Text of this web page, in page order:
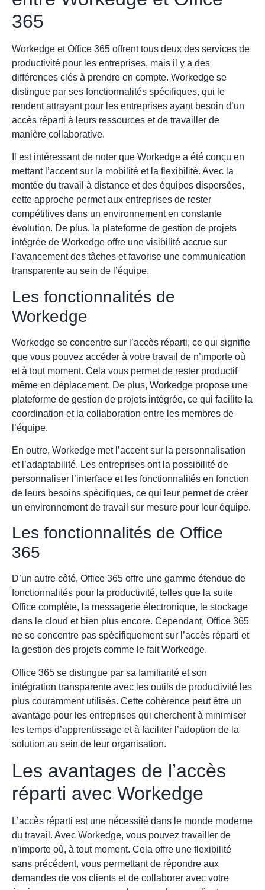
365
Workedge et Office 365 offrent tous deux des services de
productivité pour les entreprises, mais il y a des
différences clés à prendre en compte. Workedge se
distingue par ses fonctionnalités spécifiques, qui le
rendent attrayant pour les entreprises ayant besoin d’un
accès réparti à leurs ressources et de travailler de
manière collaborative.
Il est intéressant de noter que Workedge a été conçu en
mettant l’accent sur la mobilité et la flexibilité. Avec la
montée du travail à distance et des équipes dispersées,
cette approche permet aux entreprises de rester
compétitives dans un environnement en constante
évolution. De plus, la plateforme de gestion de projets
intégrée de Workedge offre une visibilité accrue sur
l’avancement des tâches et favorise une communication
transparente au sein de l’équipe.
Les fonctionnalités de
Workedge
Workedge se concentre sur l’accès réparti, ce qui signifie
que vous pouvez accéder à votre travail de n’importe où
et à tout moment. Cela vous permet de rester productif
même en déplacement. De plus, Workedge propose une
plateforme de gestion de projets intégrée, ce qui facilite la
coordination et la collaboration entre les membres de
l’équipe.
En outre, Workedge met l’accent sur la personnalisation
et l’adaptabilité. Les entreprises ont la possibilité de
personnaliser l’interface et les fonctionnalités en fonction
de leurs besoins spécifiques, ce qui leur permet de créer
un environnement de travail sur mesure pour leur équipe.
Les fonctionnalités de Office
365
D’un autre côté, Office 365 offre une gamme étendue de
fonctionnalités pour la productivité, telles que la suite
Office complète, la messagerie électronique, le stockage
dans le cloud et bien plus encore. Cependant, Office 365
ne se concentre pas spécifiquement sur l’accès réparti et
la gestion des projets comme le fait Workedge.
Office 365 se distingue par sa familiarité et son
intégration transparente avec les outils de productivité les
plus couramment utilisés. Cette cohérence peut être un
avantage pour les entreprises qui cherchent à minimiser
les temps d’apprentissage et à faciliter l’adoption de la
solution au sein de leur organisation.
Les avantages de l’accès
réparti avec Workedge
L’accès réparti est une nécessité dans le monde moderne
du travail. Avec Workedge, vous pouvez travailler de
n’importe où, à tout moment. Cela offre une flexibilité
sans précédent, vous permettant de répondre aux
demandes de vos clients et de collaborer avec votre